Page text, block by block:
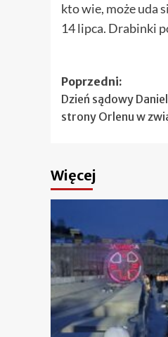
kto wie, może uda
14 lipca. Drabinki
Zobacz
wpisy
Poprzedni:
Dzień sądowy
strony Orlenu w
Więcej